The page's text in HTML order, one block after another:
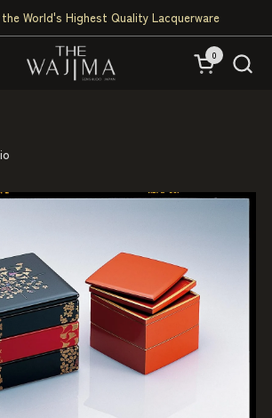
World's Highest Quality Lacquerware
Open cart
0